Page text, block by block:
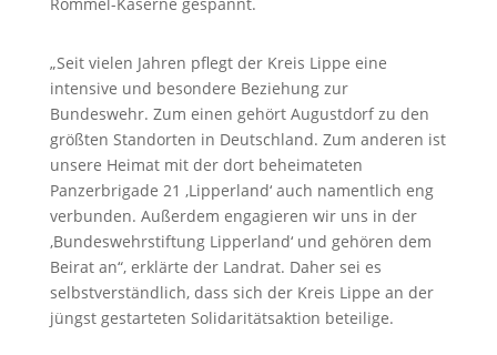
Rommel-Kaserne gespannt.
„Seit vielen Jahren pflegt der Kreis Lippe eine
intensive und besondere Beziehung zur
Bundeswehr. Zum einen gehört Augustdorf zu den
größten Standorten in Deutschland. Zum anderen ist
unsere Heimat mit der dort beheimateten
Panzerbrigade 21 ‚Lipperland‘ auch namentlich eng
verbunden. Außerdem engagieren wir uns in der
‚Bundeswehrstiftung Lipperland‘ und gehören dem
Beirat an“, erklärte der Landrat. Daher sei es
selbstverständlich, dass sich der Kreis Lippe an der
jüngst gestarteten Solidaritätsaktion beteilige.